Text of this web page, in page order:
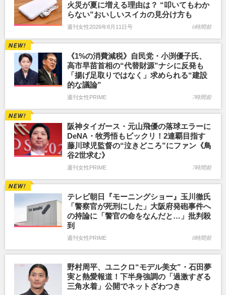
火災が夏に増える理由は？ “叩いてもわか
らない”おいしいスイカの見分け方も
週刊女性2026年8月11日号 6時間前
《1%の消費減税》自民党・小渕優子氏、
高市早苗首相の“代替財源”ナシに反発も
「揚げ足取りではなく」求められる“建設
的な議論”
週刊女性PRIME 7時間前
阪神タイガース・元山飛優の落球エラーに
DeNA・牧秀悟もビックリ！2連覇目指す
藤川球児監督の“泣きどころ”にファン《鳥
谷2世求む》
週刊女性PRIME 7時間前
テレビ朝日『モーニングショー』玉川徹氏
「警察官が死刑にした」大阪府発砲事件へ
の持論に「警官の命をなんだと…」批判殺
到
週刊女性PRIME 8時間前
野村周平、ユニクロ“モデル美女”・石田夢
実と熱愛報道！下半身強調の「過激すぎる
三角水着」公開でネットざわつき